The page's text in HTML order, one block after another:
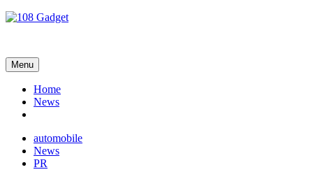
Menu
Home
News
automobile
News
PR